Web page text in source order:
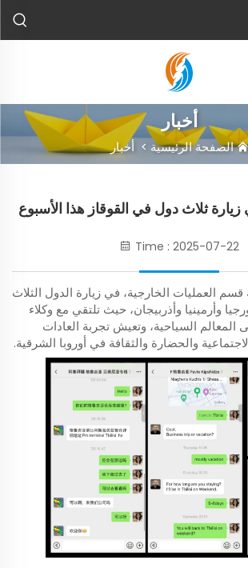
أخبار
الصفحة الرئيسية >أخبار
ثلاث دول في القوقاز هذا الأسبوع
Time : 2025-07-22
العمليات الخارجية، في زيارة الدول الثلاث
وأرمينيا وأذربيجان، حيث تلتقي مع وكلاء
المعالم السياحية، وتعيش تجربة العادات
والحضارة والثقافة في أوروبا الشرقية.